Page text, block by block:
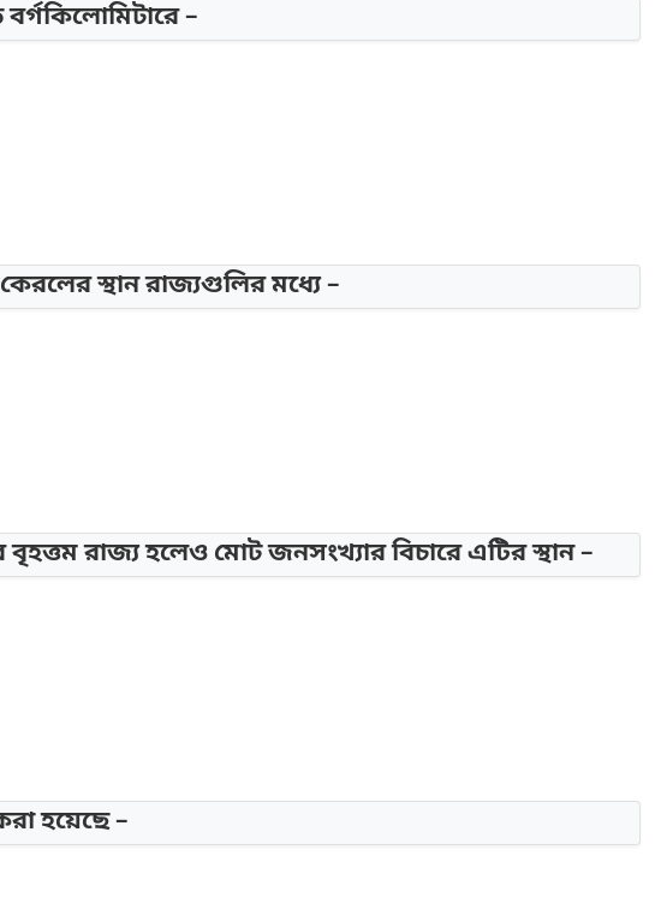
–
স্থান রাজ্যগুলির মধ্যে –
রাজ্য হলেও মোট জনসংখ্যার বিচারে এটির স্থান –
হয়েছে –